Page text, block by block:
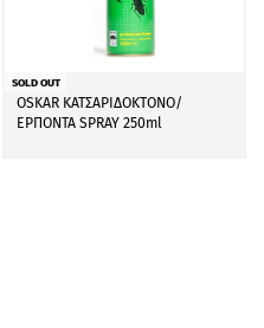
SOLD OUT
OSKAR ΚΑΤΣΑΡΙΔΟΚΤΟΝΟ/
ΕΡΠΟΝΤΑ SPRAY 250ml